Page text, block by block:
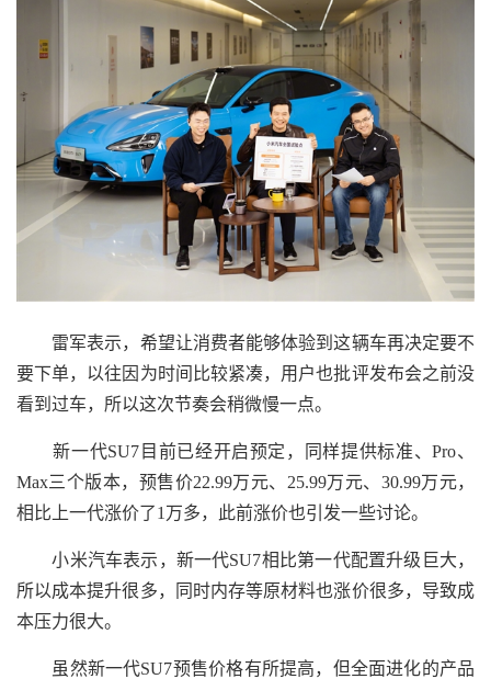
雷军表示，希望让消费者能够体验到这辆车再决定要不
要下单，以往因为时间比较紧凑，用户也批评发布会之前没
看到过车，所以这次节奏会稍微慢一点。
新一代SU7目前已经开启预定，同样提供标准、Pro、
Max三个版本，预售价22.99万元、25.99万元、30.99万元，
相比上一代涨价了1万多，此前涨价也引发一些讨论。
小米汽车表示，新一代SU7相比第一代配置升级巨大，
所以成本提升很多，同时内存等原材料也涨价很多，导致成
本压力很大。
虽然新一代SU7预售价格有所提高，但全面进化的产品